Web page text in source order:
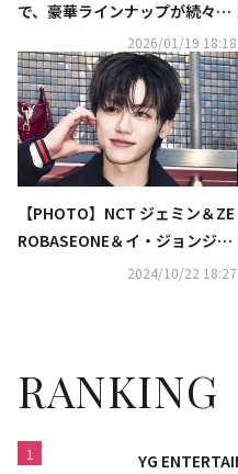
で、豪華ラインナップが続々！
注目の制作会社が贈る2026年新
作に期待
2026/01/19 18:18
【PHOTO】NCT ジェミン＆ZE
ROBASEONE＆イ・ジョンジェ
ら、ブランド「GUCCI」のイベ
2024/10/22 18:27
RANKING
1
YG